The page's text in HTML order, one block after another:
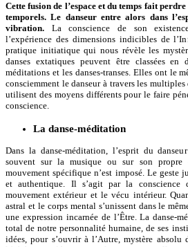
Cette fusion de l’espace et du temps fait
temporels. Le danseur entre alors dans
vibration. La conscience de son
l’expérience des dimensions indicibles de
pratique initiatique qui nous révèle les
danses extatiques peuvent être classées en
méditations et les danses-transes. Elles ont le
consciemment le danseur à travers les
utilisent des moyens différents pour le faire
conscience.
La danse-méditation
Dans la danse-méditation, l’esprit du
souvent sur la musique ou sur son propre
mouvement spécifique n’est imposé. Le geste
et authentique. Il s’agit par la
mouvement extérieur et le vécu intérieur.
astral et le corps mental s’unissent dans le
une expression incarnée de l’Être. La danse-
total de notre personnalité humaine, de ses
idées, pour s’ouvrir à l’Autre, mystère absolu